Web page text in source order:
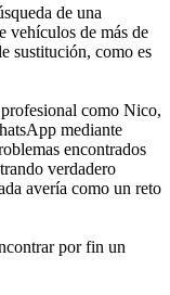
de una
vehículos de más de
sustitución, como es
como Nico,
mediante
encontrados
verdadero
avería como un reto
por fin un